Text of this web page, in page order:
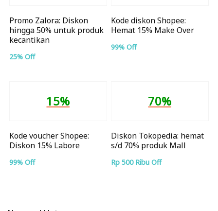
Promo Zalora: Diskon
hingga 50% untuk produk
kecantikan
25% Off
Kode diskon Shopee:
Hemat 15% Make Over
99% Off
15%
Kode voucher Shopee:
Diskon 15% Labore
99% Off
70%
Diskon Tokopedia: hemat
s/d 70% produk Mall
Rp 500 Ribu Off